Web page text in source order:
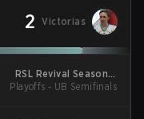
2 Victorias
RSL Revival Season 5
2026
Playoffs - UB Semifinals